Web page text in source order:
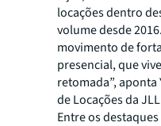
locações dentro
volume desde
movimento de
presencial, que
retomada”, aponta
de Locações da
Entre os